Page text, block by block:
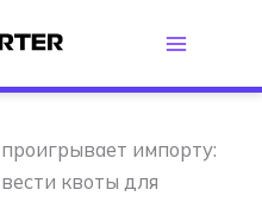
импорту:
квоты для